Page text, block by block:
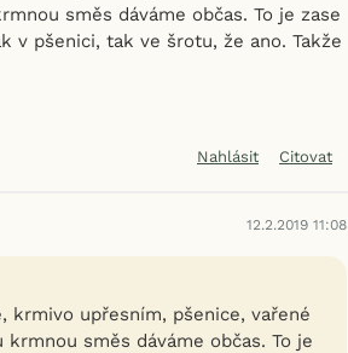
směs dáváme občas. To je zase
v pšenici, tak ve šrotu, že ano. Takže
Nahlásit Citovat
12.2.2019 11:08
krmivo upřesním, pšenice, vařené
směs dáváme občas. To je